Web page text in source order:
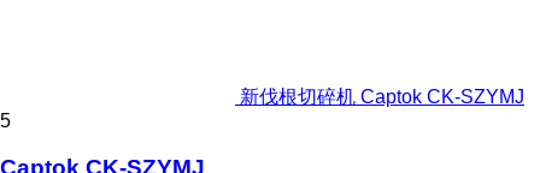
新伐根切碎机 Captok CK-SZYMJ
5
Captok CK-SZYMJ